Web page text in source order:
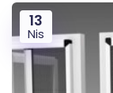
13
Nis